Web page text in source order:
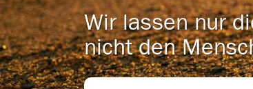
Wir lassen nur
nicht den